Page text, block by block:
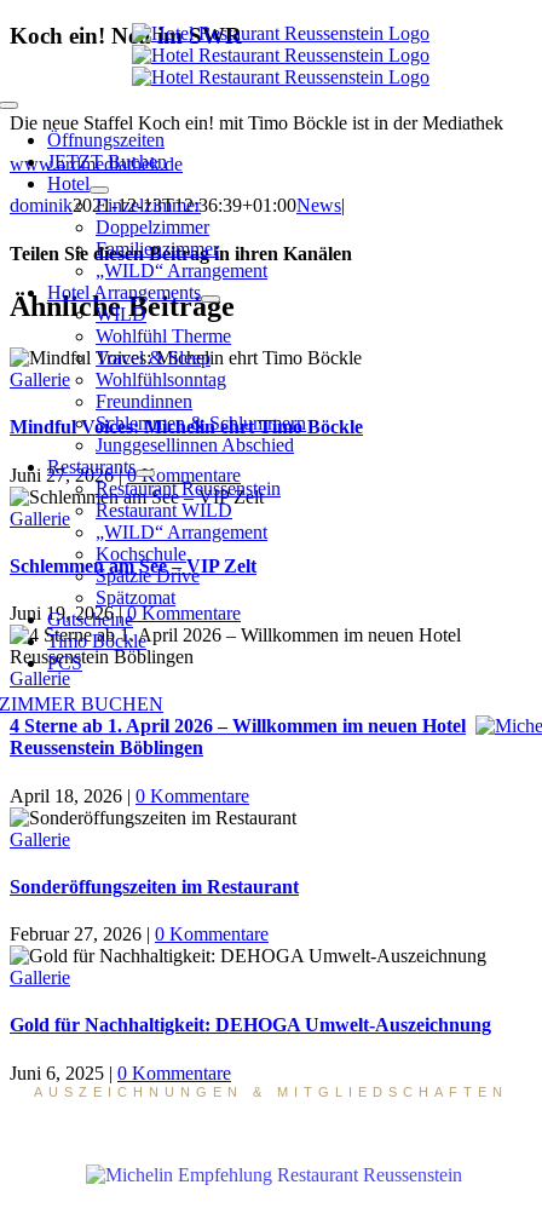
Zum
Toggle
NavigationÖffnungszeiten
JETZT Buchen
Hotel
Einzelzimmer
Doppelzimmer
Familienzimmer
„WILD“ Arrangement
Hotel Arrangements
WILD
Wohlfühl Therme
Travel & Sleep
Wohlfühlsonntag
Freundinnen
Schlemmen & Schlummern
Junggesellinnen Abschied
Restaurants
Restaurant Reussenstein
Restaurant WILD
„WILD“ Arrangement
Kochschule
Spätzle Drive
Spätzomat
Gutscheine
Timo Böckle
PCS
ZIMMER BUCHEN
Koch ein! Neu im SWR
Die neue Staffel Koch ein! mit Timo Böckle ist in der Mediathek
www.ardmediathek.de
dominik2021-12-13T12:36:39+01:00News|
Teilen Sie diesen Beitrag in ihren Kanälen
Facebook
X
Reddit
LinkedIn
WhatsApp
Tumblr
Pinterest
Ähnliche Beiträge
Gallerie
Mindful Voices: Michelin ehrt Timo Böckle
Juni 27, 2026 | 0 Kommentare
Gallerie
Schlemmen am See – VIP Zelt
Juni 19, 2026 | 0 Kommentare
Gallerie
4 Sterne ab 1. April 2026 – Willkommen im neuen Hotel
Reussenstein Böblingen
April 18, 2026 | 0 Kommentare
Gallerie
Sonderöffungszeiten im Restaurant
Februar 27, 2026 | 0 Kommentare
Gallerie
Gold für Nachhaltigkeit: DEHOGA Umwelt-Auszeichnung
Juni 6, 2025 | 0 Kommentare
AUSZEICHNUNGEN & MITGLIEDSCHAFTEN